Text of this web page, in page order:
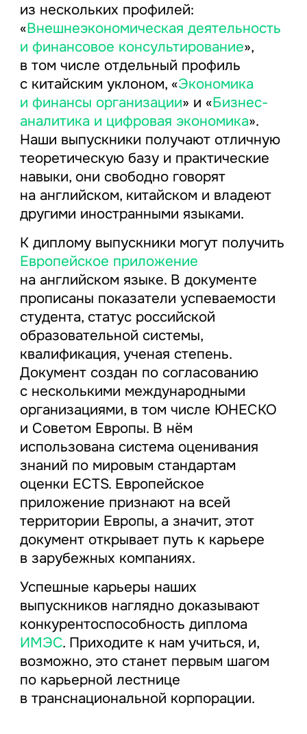
из нескольких профилей:
«Внешнеэкономическая деятельность
и финансовое консультирование»,
в том числе отдельный профиль
с китайским уклоном, «Экономика
и финансы организации» и «Бизнес-
аналитика и цифровая экономика».
Наши выпускники получают отличную
теоретическую базу и практические
навыки, они свободно говорят
на английском, китайском и владеют
другими иностранными языками.
К диплому выпускники могут получить
Европейское приложение
на английском языке. В документе
прописаны показатели успеваемости
студента, статус российской
образовательной системы,
квалификация, ученая степень.
Документ создан по согласованию
с несколькими международными
организациями, в том числе ЮНЕСКО
и Советом Европы. В нём
использована система оценивания
знаний по мировым стандартам
оценки ECTS. Европейское
приложение признают на всей
территории Европы, а значит, этот
документ открывает путь к карьере
в зарубежных компаниях.
Успешные карьеры наших
выпускников наглядно доказывают
конкурентоспособность диплома
ИМЭС. Приходите к нам учиться, и,
возможно, это станет первым шагом
по карьерной лестнице
в транснациональной корпорации.